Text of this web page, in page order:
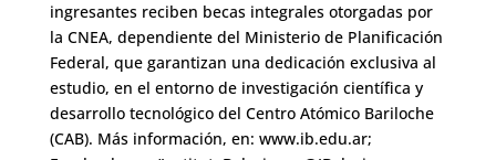
ingresantes reciben becas integrales otorgadas por
la CNEA, dependiente del Ministerio de Planificación
Federal, que garantizan una dedicación exclusiva al
estudio, en el entorno de investigación científica y
desarrollo tecnológico del Centro Atómico Bariloche
(CAB). Más información, en: www.ib.edu.ar;